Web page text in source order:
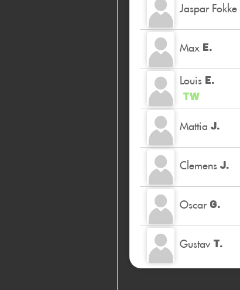
Jaspar Fokke
Max E.
Louis E.
TW
Mattia J.
Clemens J.
Oscar G.
Gustav T.